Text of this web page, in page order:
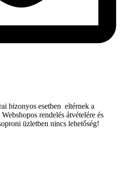
bizonyos esetben eltérnek a
rendelés átvételére és
üzletben nincs lehetőség!